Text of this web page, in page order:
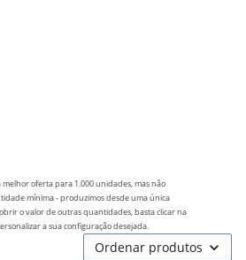
oferta para 1.000 unidades, mas não
mínima - produzimos desde uma única
o valor de outras quantidades, basta clicar na
a sua configuração desejada.